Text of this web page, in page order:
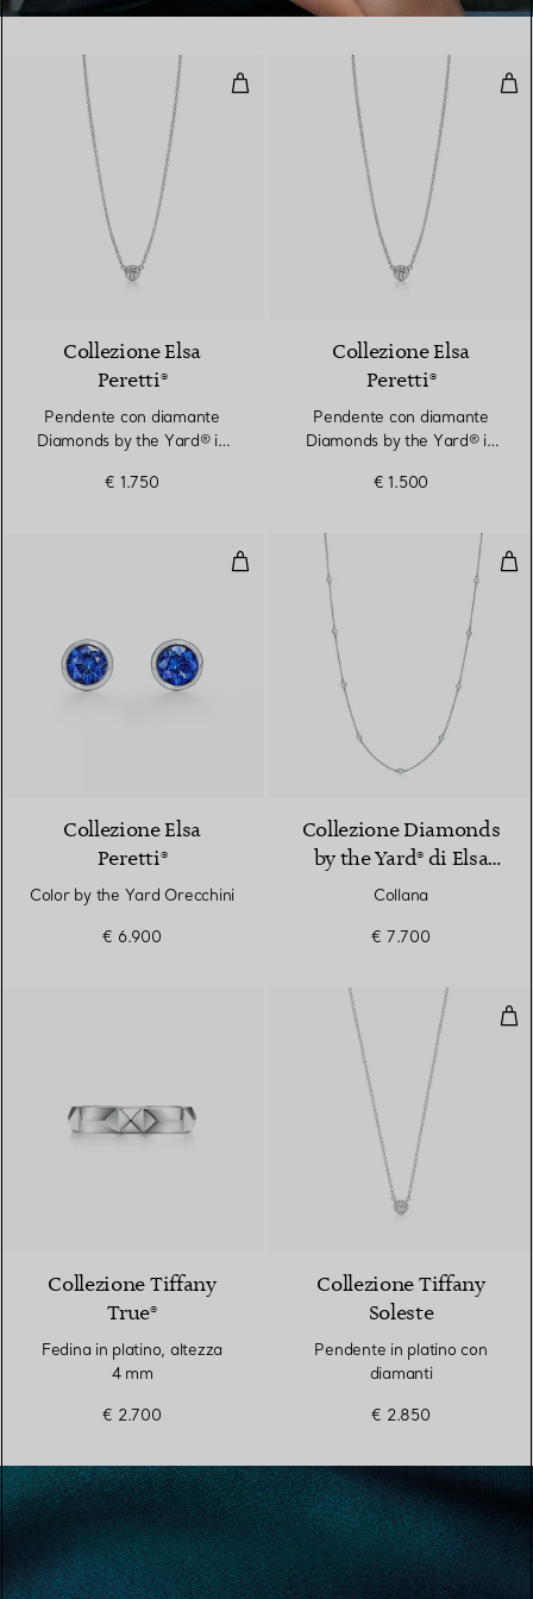
Pendente con diamante
2 Materiali
Collezione Elsa
Peretti®
Pendente con diamante
Diamonds by the Yard® in
€ 1.750
Collezione Elsa
Peretti®
Pendente con diamante
Diamonds by the Yard® in
€ 1.500
Color by the Yard Orecchini
2 Materiali
Collezione Elsa
Peretti®
Color by the Yard Orecchini
€ 6.900
Collezione Diamonds
by the Yard® di Elsa
Peretti®
Collana
€ 7.700
Collezione Tiffany
True®
Fedina in platino, altezza
4 mm
€ 2.700
Collezione Tiffany
Soleste
Pendente in platino con
diamanti
€ 2.850